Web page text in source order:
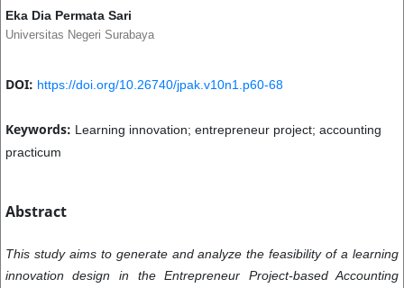
Eka Dia Permata Sari
Universitas Negeri Surabaya
DOI: https://doi.org/10.26740/jpak.v10n1.p60-68
Keywords: Learning innovation; entrepreneur project; accounting
practicum
Abstract
This study aims to generate and analyze the feasibility of a learning
innovation design in the Entrepreneur Project-based Accounting